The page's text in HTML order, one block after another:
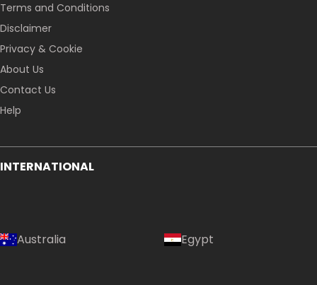
Terms and Conditions
Disclaimer
Privacy & Cookie
About Us
Contact Us
Help
INTERNATIONAL
Australia Egypt